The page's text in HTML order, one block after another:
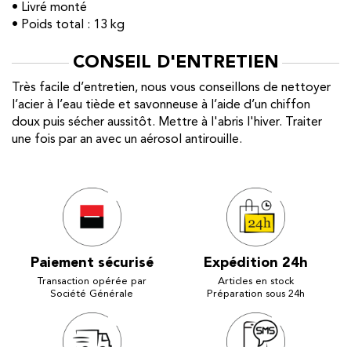
• Livré monté
• Poids total : 13 kg
CONSEIL D'ENTRETIEN
Très facile d’entretien, nous vous conseillons de nettoyer
l’acier à l’eau tiède et savonneuse à l’aide d’un chiffon
doux puis sécher aussitôt. Mettre à l'abris l'hiver. Traiter
une fois par an avec un aérosol antirouille.
Paiement sécurisé
Transaction opérée par
Société Générale
Expédition 24h
Articles en stock
Préparation sous 24h